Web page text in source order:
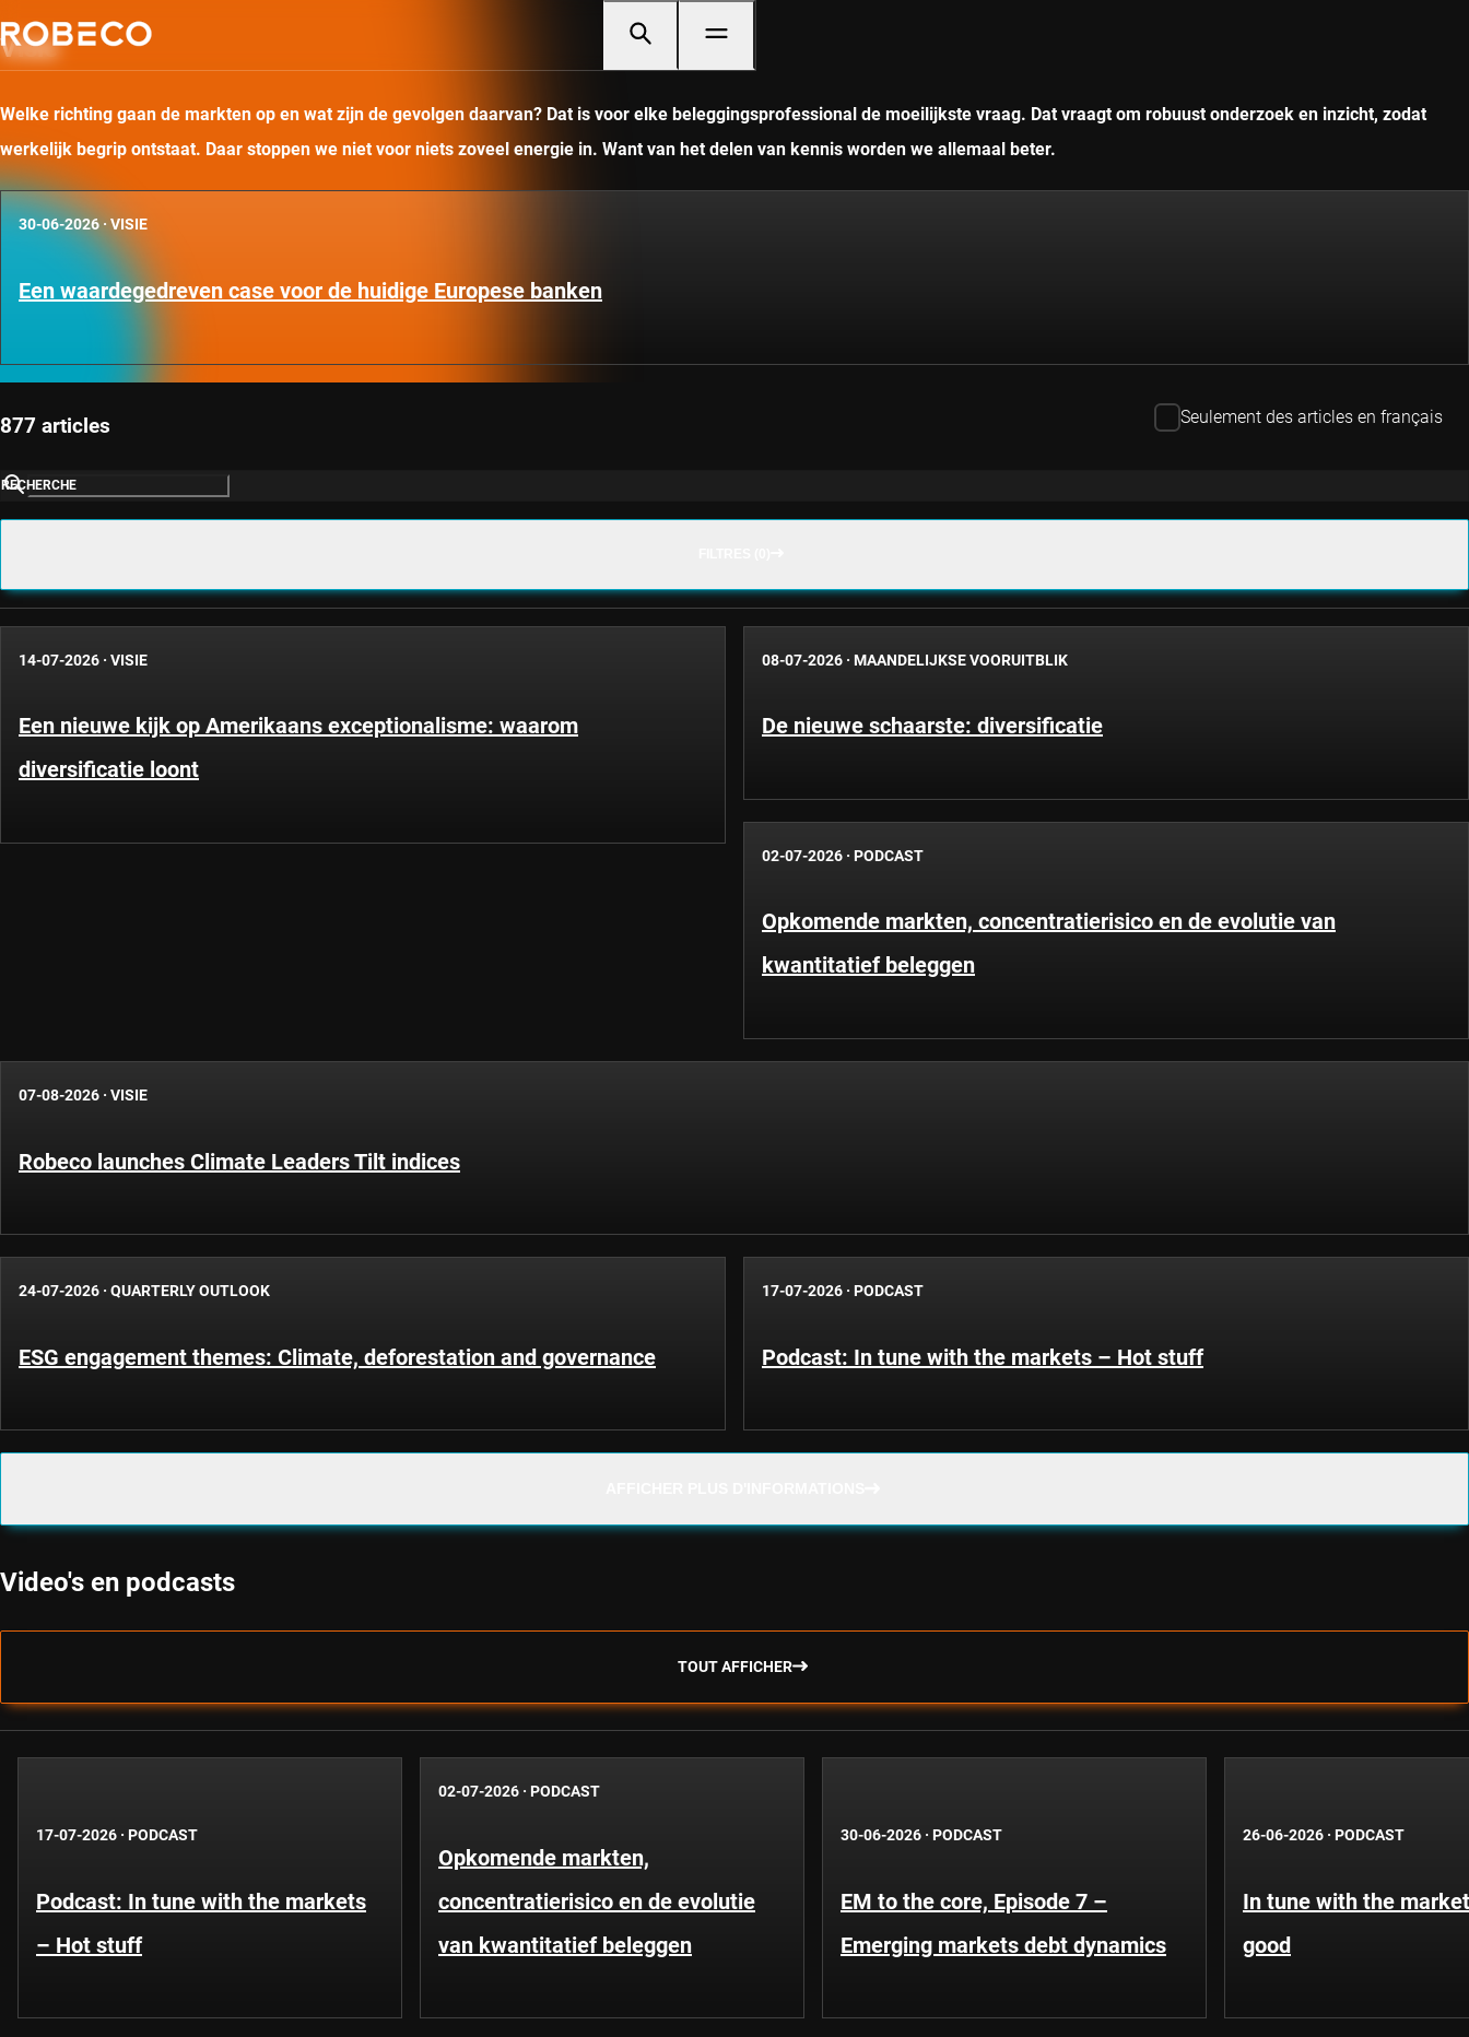
Visie
Welke richting gaan de markten op en wat zijn de gevolgen daarvan? Dat is voor elke beleggingsprofessional de moeilijkste vraag. Dat vraagt om robuust onderzoek en inzicht, zodat
werkelijk begrip ontstaat. Daar stoppen we niet voor niets zoveel energie in. Want van het delen van kennis worden we allemaal beter.
30-06-2026·VISIE
Een waardegedreven case voor de huidige Europese banken
877 articles Seulement des articles en français
RECHERCHE
14-07-2026 · VISIE
Een nieuwe kijk op Amerikaans exceptionalisme: waarom
diversificatie loont
08-07-2026 · MAANDELIJKSE VOORUITBLIK
De nieuwe schaarste: diversificatie
02-07-2026 · PODCAST
Opkomende markten, concentratierisico en de evolutie van
kwantitatief beleggen
07-08-2026 · VISIE
Robeco launches Climate Leaders Tilt indices
24-07-2026 · QUARTERLY OUTLOOK
ESG engagement themes: Climate, deforestation and governance
17-07-2026 · PODCAST
Podcast: In tune with the markets – Hot stuff
Video's en podcasts
TOUT AFFICHER
17-07-2026 · PODCAST
Podcast: In tune with the markets
– Hot stuff
02-07-2026 · PODCAST
Opkomende markten,
concentratierisico en de evolutie
van kwantitatief beleggen
30-06-2026 · PODCAST
EM to the core, Episode 7 –
Emerging markets debt dynamics
26-06-2026 · PODCAST
In tune with the
good